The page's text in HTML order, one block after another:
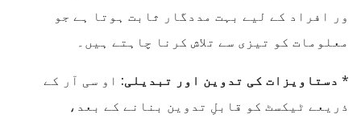
ور افراد کے لیے بہت مددگار ثابت ہوتا ہے جو
معلومات کو تیزی سے تلاش کرنا چاہتے ہیں۔
* دستاویزات کی تدوین اور تبدیلی: او سی آر کے
ذریعے ٹیکسٹ کو قابلِ تدوین بنانے کے بعد،